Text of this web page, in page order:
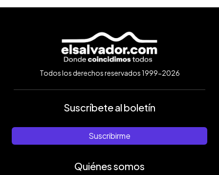
Todos los derechos reservados 1999-2026
Suscríbete al boletín
Suscribirme
Quiénes somos